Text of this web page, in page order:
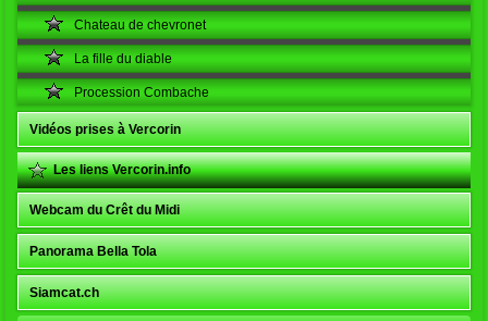
Chateau de chevronet
La fille du diable
Procession Combache
Vidéos prises à Vercorin
Les liens Vercorin.info
Webcam du Crêt du Midi
Panorama Bella Tola
Siamcat.ch